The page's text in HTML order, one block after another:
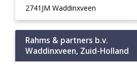
2741JM Waddinxveen
Rahms & partners b.v.
Waddinxveen, Zuid-Holland